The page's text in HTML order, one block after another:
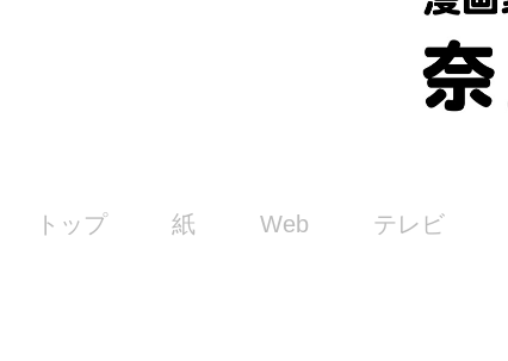
トップ 紙 Web テレビ